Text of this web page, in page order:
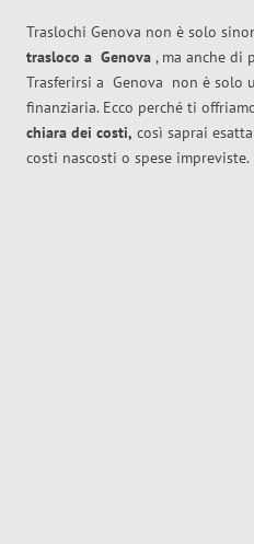
Traslochi Genova non è solo
trasloco a Genova , ma anche di
Trasferirsi a Genova non è solo
finanziaria. Ecco perché ti
chiara dei costi, così saprai
costi nascosti o spese impreviste.